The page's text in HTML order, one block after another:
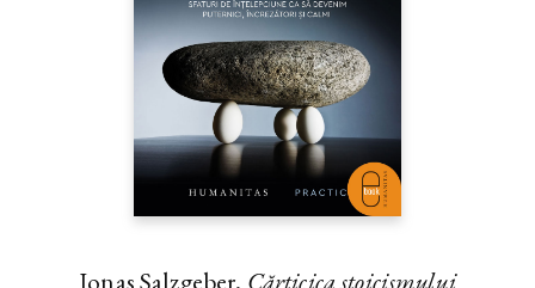
Jonas Salzgeber, Cărticica stoicismului